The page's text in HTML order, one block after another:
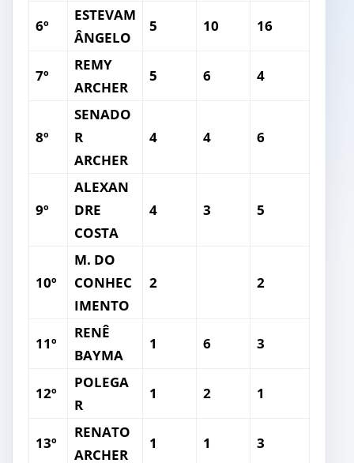
6º
ESTEVAM
ÂNGELO
5 10 16
7º
REMY
ARCHER
5 6 4
8º
SENADO
R
ARCHER
4 4 6
9º
ALEXAN
DRE
COSTA
4 3 5
10º
M. DO
CONHEC
IMENTO
2 2
11º
RENÊ
BAYMA
1 6 3
12º
POLEGA
R
1 2 1
13º
RENATO
ARCHER
1 1 3